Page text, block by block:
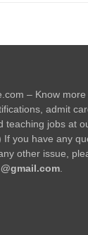
– Know
admit
teaching jobs at
you have any
other issue,